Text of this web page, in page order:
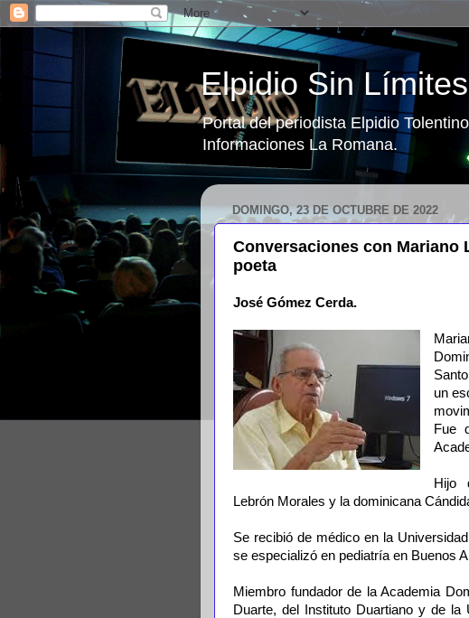
Elpidio Sin Límites
Portal del periodista Elpidio
Informaciones La Romana.
DOMINGO, 23 DE OCTUBRE DE 2022
Conversaciones con Mariano
poeta
José Gómez Cerda.
un
Fue
Hijo
Lebrón Morales y la dominicana
Se recibió de médico en la
se especializó en pediatría en Buenos
Miembro fundador de la Academia
Duarte, del Instituto Duartiano y de la